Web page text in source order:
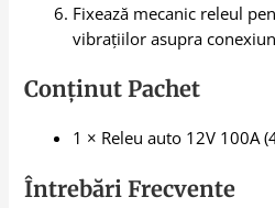
Fixează mecanic releul
vibrațiilor asupra
Conținut Pachet
1 × Releu auto 12V 100A
Întrebări Frecvente